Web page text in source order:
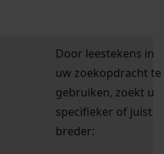
Door leestekens in
uw zoekopdracht te
gebruiken, zoekt u
specifieker of juist
breder: